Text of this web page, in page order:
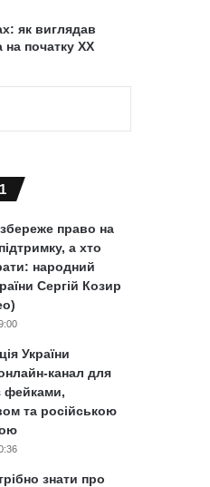
як виглядав
на початку ХХ
право на
а хто
народний
Сергій Козир
України
канал для
фейками,
та російською
знати про